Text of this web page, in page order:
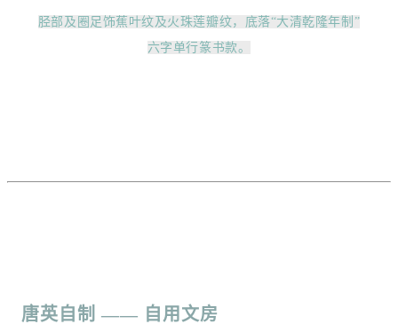
胫部及圈足饰蕉叶纹及火珠莲瓣纹，底落“大清乾隆年制”
六字单行篆书款。
唐英 自制 —— 自用文房